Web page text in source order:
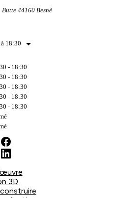
44160 Besné
18:30
arrow_drop_down
- 18:30
- 18:30
- 18:30
- 18:30
- 18:30
3D